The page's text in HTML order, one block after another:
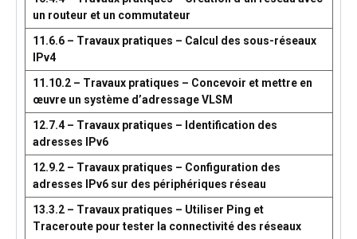
un routeur et un commutateur
11.6.6 – Travaux pratiques – Calcul des sous-réseaux
IPv4
11.10.2 – Travaux pratiques – Concevoir et mettre en
œuvre un système d’adressage VLSM
12.7.4 – Travaux pratiques – Identification des
adresses IPv6
12.9.2 – Travaux pratiques – Configuration des
adresses IPv6 sur des périphériques réseau
13.3.2 – Travaux pratiques – Utiliser Ping et
Traceroute pour tester la connectivité des réseaux